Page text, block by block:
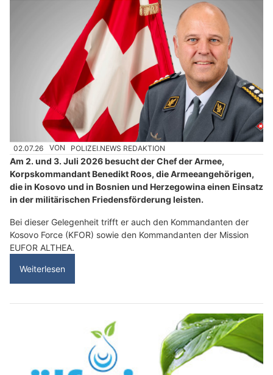
02.07.26 VON POLIZEI.NEWS REDAKTION
Am 2. und 3. Juli 2026 besucht der Chef der Armee,
Korpskommandant Benedikt Roos, die Armeeangehörigen,
die in Kosovo und in Bosnien und Herzegowina einen Einsatz
in der militärischen Friedensförderung leisten.
Bei dieser Gelegenheit trifft er auch den Kommandanten der
Kosovo Force (KFOR) sowie den Kommandanten der Mission
EUFOR ALTHEA.
Weiterlesen